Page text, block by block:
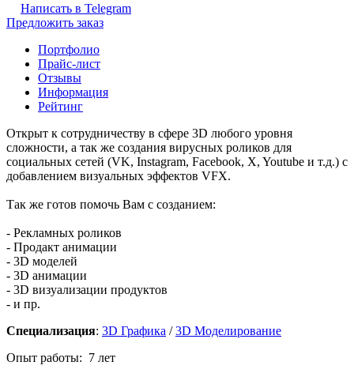
Написать в Telegram
Предложить заказ
Портфолио
Прайс-лист
Отзывы
Информация
Рейтинг
Открыт к сотрудничеству в сфере 3D любого уровня
сложности, а так же создания вирусных роликов для
социальных сетей (VK, Instagram, Facebook, X, Youtube и т.д.) с
добавлением визуальных эффектов VFX.
Так же готов помочь Вам с созданием:
- Рекламных роликов
- Продакт анимации
- 3D моделей
- 3D анимации
- 3D визуализации продуктов
- и пр.
Специализация: 3D Графика /3D Моделирование
Опыт работы: 7 лет